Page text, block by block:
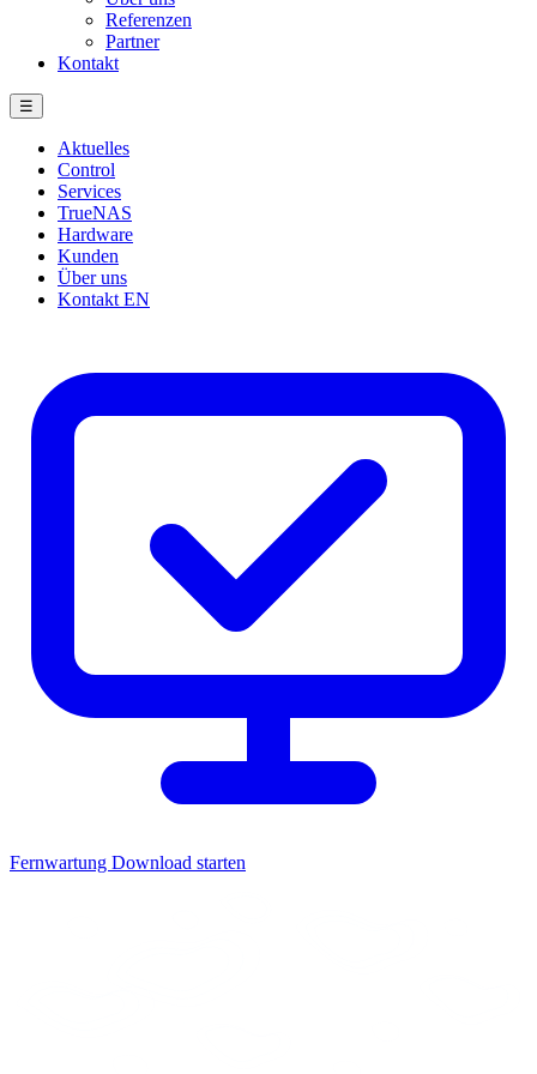
Referenzen
Partner
Kontakt
☰
Aktuelles
Control
Services
TrueNAS
Hardware
Kunden
Über uns
Kontakt EN
Fernwartung Download starten